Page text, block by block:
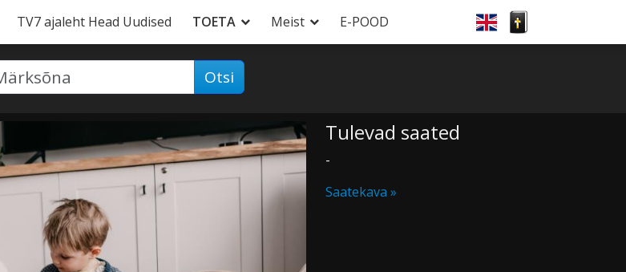
TV7 ajaleht Head Uudised TOETA Meist E-POOD
Otsi
Tulevad saated
-
Saatekava »